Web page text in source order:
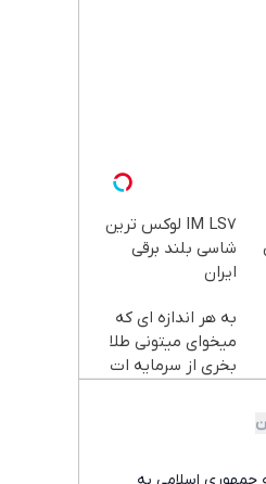
IM LS7 لوکس ترین
شاسی بلند برقی
ایران
به هر اندازه ای که
میخوای میتونی طلا
بخری از سرمایه ات